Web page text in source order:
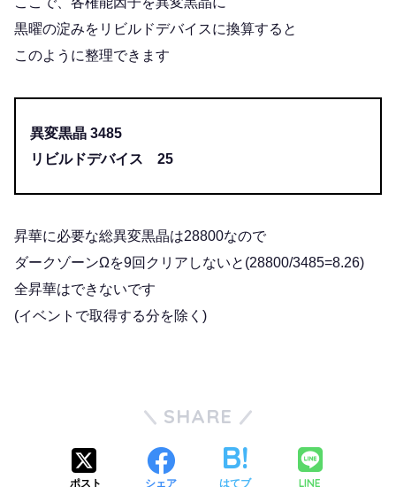
黒曜の淀みをリビルドデバイスに換算すると
このように整理できます
異変黒晶 3485
リビルドデバイス 25
昇華に必要な総異変黒晶は28800なので
ダークゾーンΩを9回クリアしないと(28800/3485=8.26)
全昇華はできないです
(イベントで取得する分を除く)
SHARE
ポスト シェア はてブ LINE